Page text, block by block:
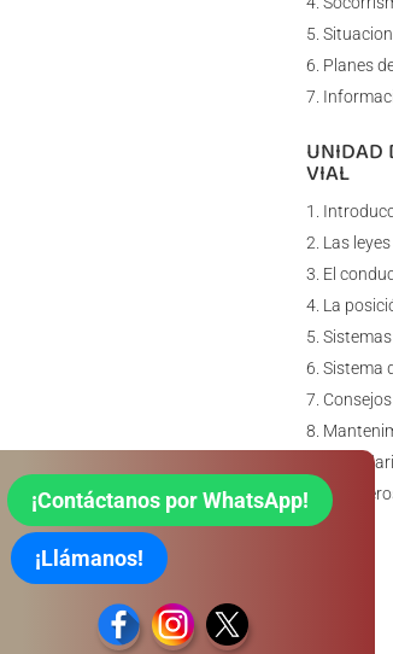
Planes
UNIDAD
VIAL
Las
El
La
Sistema
¡Contáctanos por WhatsApp!
¡Llámanos!